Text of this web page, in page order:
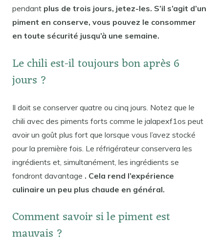
pendant plus de trois jours, jetez-les. S’il s’agit d’un
piment en conserve, vous pouvez le consommer
en toute sécurité jusqu’à une semaine.
Le chili est-il toujours bon après 6
jours ?
Il doit se conserver quatre ou cinq jours. Notez que le
chili avec des piments forts comme le jalapexf1os peut
avoir un goût plus fort que lorsque vous l’avez stocké
pour la première fois. Le réfrigérateur conservera les
ingrédients et, simultanément, les ingrédients se
fondront davantage . Cela rend l’expérience
culinaire un peu plus chaude en général.
Comment savoir si le piment est
mauvais ?